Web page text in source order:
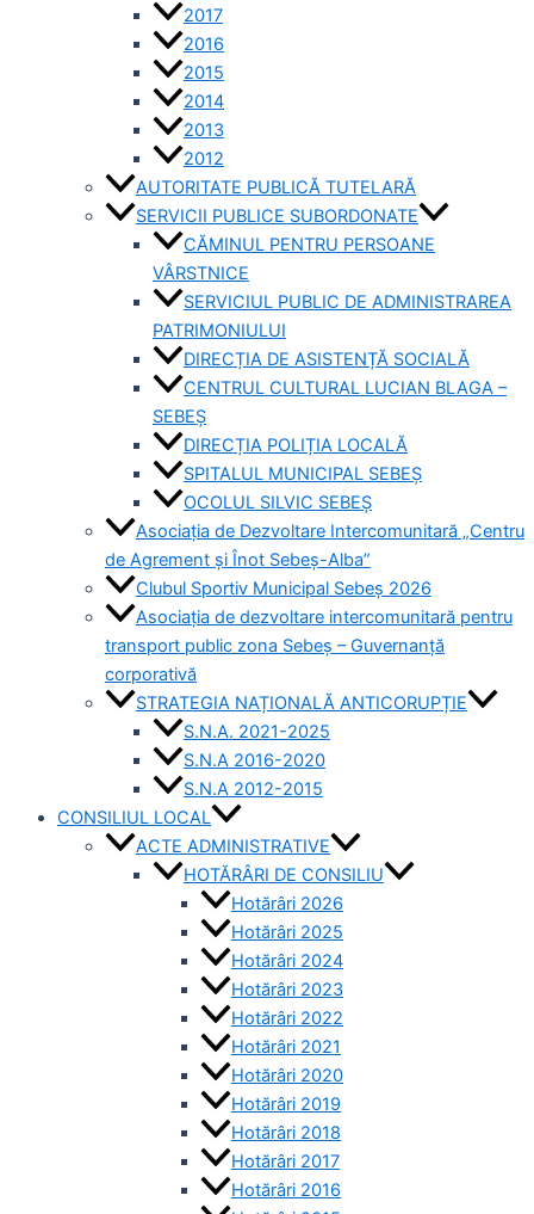
2017
2016
2015
2014
2013
2012
AUTORITATE PUBLICĂ TUTELARĂ
SERVICII PUBLICE SUBORDONATE
CĂMINUL PENTRU PERSOANE
VÂRSTNICE
SERVICIUL PUBLIC DE ADMINISTRAREA
PATRIMONIULUI
DIRECȚIA DE ASISTENȚĂ SOCIALĂ
CENTRUL CULTURAL LUCIAN BLAGA –
SEBEȘ
DIRECȚIA POLIȚIA LOCALĂ
SPITALUL MUNICIPAL SEBEȘ
OCOLUL SILVIC SEBEȘ
Asociația de Dezvoltare Intercomunitară „Centru
de Agrement și Înot Sebeș-Alba”
Clubul Sportiv Municipal Sebeș 2026
Asociația de dezvoltare intercomunitară pentru
transport public zona Sebeș – Guvernanță
corporativă
STRATEGIA NAȚIONALĂ ANTICORUPȚIE
S.N.A. 2021-2025
S.N.A 2016-2020
S.N.A 2012-2015
CONSILIUL LOCAL
ACTE ADMINISTRATIVE
HOTĂRÂRI DE CONSILIU
Hotărâri 2026
Hotărâri 2025
Hotărâri 2024
Hotărâri 2023
Hotărâri 2022
Hotărâri 2021
Hotărâri 2020
Hotărâri 2019
Hotărâri 2018
Hotărâri 2017
Hotărâri 2016